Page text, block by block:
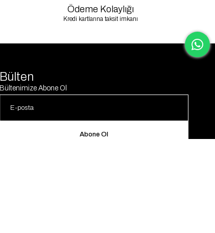
Ödeme Kolaylığı
Kredi kartlarına taksit imkanı
Bülten
Bültenimize Abone Ol
Abone Ol